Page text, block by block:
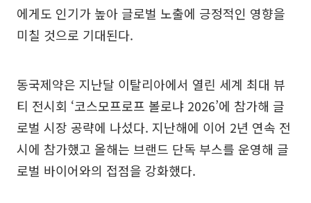
에게도 인기가 높아 글로벌 노출에 긍정적인 영향을
미칠 것으로 기대된다.
동국제약은 지난달 이탈리아에서 열린 세계 최대 뷰
티 전시회 ‘코스모프로프 볼로냐 2026’에 참가해 글
로벌 시장 공략에 나섰다. 지난해에 이어 2년 연속 전
시에 참가했고 올해는 브랜드 단독 부스를 운영해 글
로벌 바이어와의 접점을 강화했다.